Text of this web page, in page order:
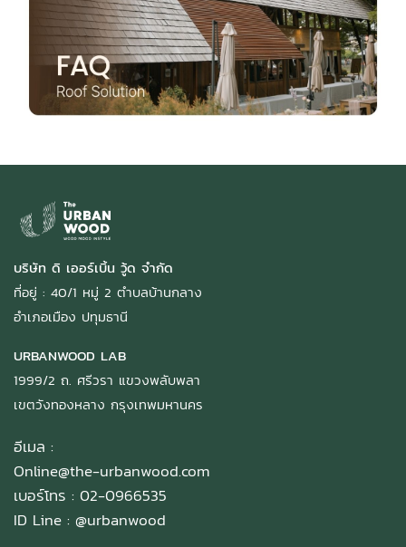
บริษัท ดิ เออร์เบิ้น วู้ด จำกัด
ที่อยู่ : 40/1 หมู่ 2 ตำบลบ้านกลาง
อำเภอเมือง ปทุมธานี
URBANWOOD LAB
1999/2 ถ. ศรีวรา แขวงพลับพลา
เขตวังทองหลาง กรุงเทพมหานคร
อีเมล :
Online@the-urbanwood.com
เบอร์โทร : 02-0966535
ID Line : @urbanwood